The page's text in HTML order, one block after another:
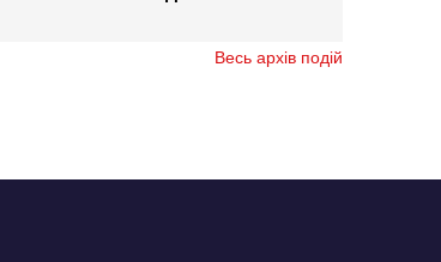
Весь архів подій